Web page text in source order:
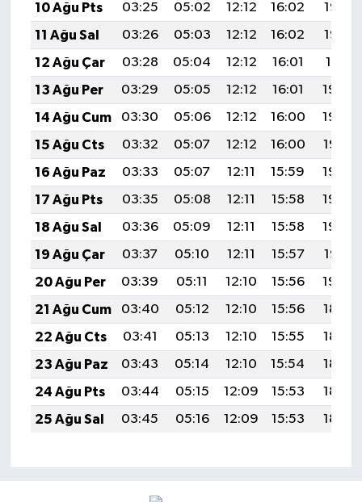
10 Ağu Pts
03:25 05:02 12:12 16:02
19:13
11 Ağu Sal
03:26 05:03 12:12 16:02
19:12
12 Ağu Çar
03:28 05:04 12:12 16:01
19:11
13 Ağu Per
03:29 05:05 12:12 16:01
19:09
14 Ağu Cum
03:30 05:06 12:12 16:00
19:08
15 Ağu Cts
03:32 05:07 12:12 16:00
19:07
16 Ağu Paz
03:33 05:07 12:11 15:59
19:05
17 Ağu Pts
03:35 05:08 12:11 15:58
19:04
18 Ağu Sal
03:36 05:09 12:11 15:58
19:03
19 Ağu Çar
03:37 05:10 12:11 15:57
19:01
20 Ağu Per
03:39 05:11 12:10 15:56
19:00
21 Ağu Cum
03:40 05:12 12:10 15:56
18:58
22 Ağu Cts
03:41 05:13 12:10 15:55
18:57
23 Ağu Paz
03:43 05:14 12:10 15:54
18:55
24 Ağu Pts
03:44 05:15 12:09 15:53
18:54
25 Ağu Sal
03:45 05:16 12:09 15:53 18:52